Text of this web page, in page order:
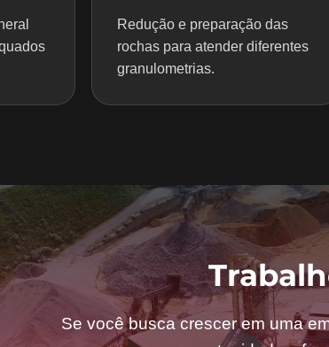
Redução e preparação das
rochas para atender diferentes
granulometrias.
Se você busca crescer em uma